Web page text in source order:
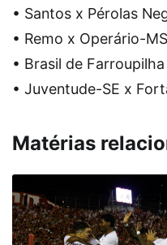
• Santos x Pérolas
• Remo x Operário-MS
• Brasil de
• Juventude-SE x
Matérias